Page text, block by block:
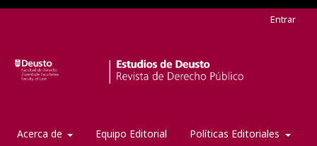
Acerca de Equipo Editorial Políticas Editoriales
Entrar